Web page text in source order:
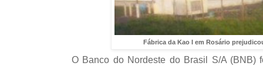
Fábrica da Kao I em Rosário
O Banco do Nordeste do Brasil S/A (BNB)